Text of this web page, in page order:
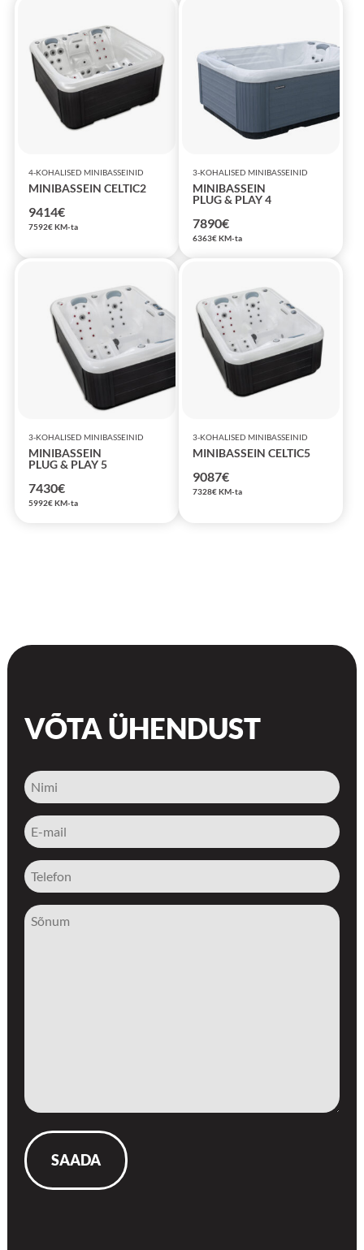
MINIBASSEIN CELTIC2
4-KOHALISED MINIBASSEINID
9414€
7592€KM-ta
MINIBASSEIN
PLUG & PLAY 4
3-KOHALISED MINIBASSEINID
7890€
6363€KM-ta
MINIBASSEIN
PLUG & PLAY 5
3-KOHALISED MINIBASSEINID
7430€
5992€KM-ta
MINIBASSEIN CELTIC5
3-KOHALISED MINIBASSEINID
9087€
7328€KM-ta
VÕTA ÜHENDUST